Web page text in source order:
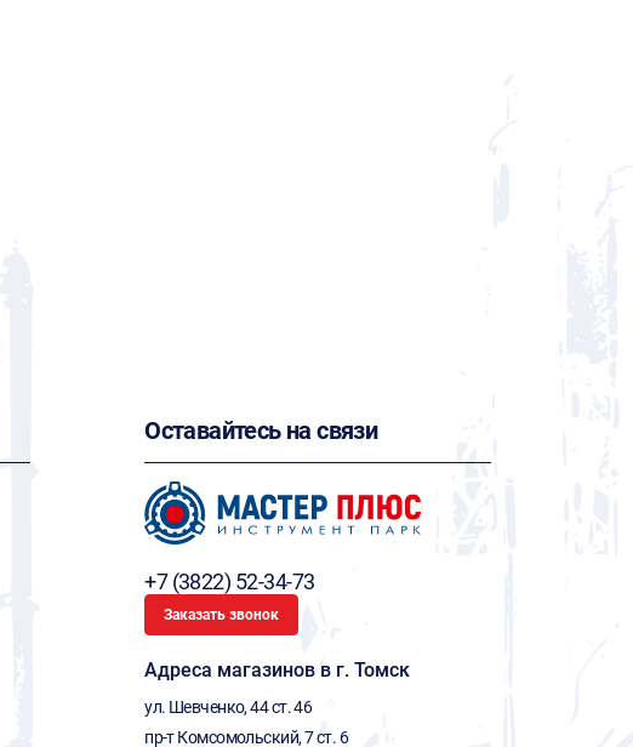
Оставайтесь на связи
+7 (3822) 52-34-73
Заказать звонок
Адреса магазинов в г. Томск
ул. Шевченко, 44 ст. 46
пр-т Комсомольский, 7 ст. 6